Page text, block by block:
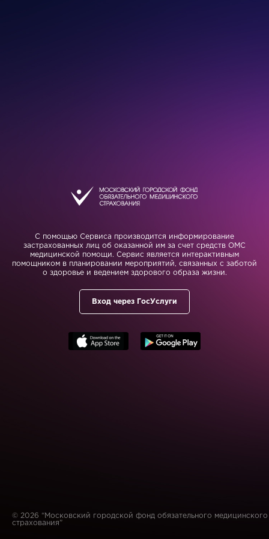
С помощью Сервиса производится информирование
застрахованных лиц об оказанной им за счет средств ОМС
медицинской помощи. Сервис является интерактивным
помощником в планировании мероприятий, связанных с заботой
о здоровье и ведением здорового образа жизни.
Вход через ГосУслуги
© 2026 “Московский городской фонд обязательного медицинского
страхования”